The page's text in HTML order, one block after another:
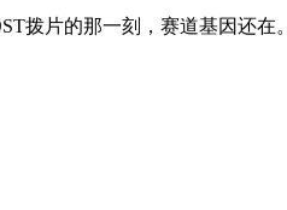
拨片的那一刻，赛道基因还在。